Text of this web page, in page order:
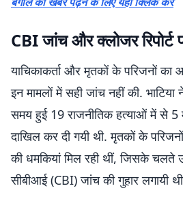
CBI जांच और क्लोजर
याचिकाकर्ता और मृतकों के परिजनों का
इन मामलों में सही जांच नहीं की. भाटिया
समय हुई 19 राजनीतिक हत्याओं में से 5
दाखिल कर दी गयी थी. मृतकों के
की धमकियां मिल रही थीं, जिसके चलते
सीबीआई (CBI) जांच की गुहार लगायी